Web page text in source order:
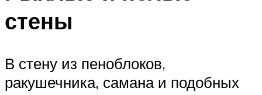
стены
В стену из пеноблоков,
ракушечника, самана и подобных